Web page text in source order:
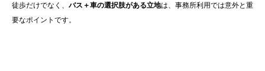
徒歩だけでなく、 バス＋車の選択肢がある立地は、事務所利用では意外と重
要なポイントです。